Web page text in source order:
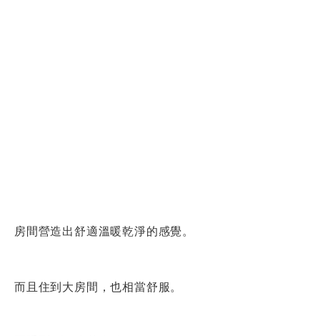
房間營造出舒適溫暖乾淨的感覺。
而且住到大房間，也相當舒服。